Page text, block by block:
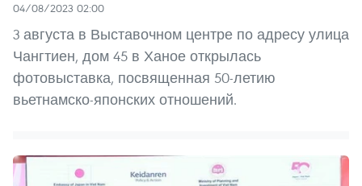
04/08/2023 02:00
3 августа в Выставочном центре по адресу улица
Чангтиен, дом 45 в Ханое открылась
фотовыставка, посвященная 50-летию
вьетнамско-японских отношений.